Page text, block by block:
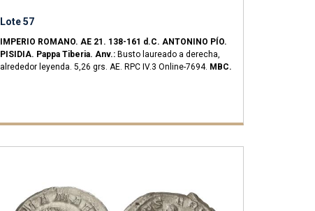
Lote 57
IMPERIO ROMANO. AE 21. 138-161 d.C. ANTONINO PÍO.
PISIDIA. Pappa Tiberia. Anv.: Busto laureado a derecha,
alrededor leyenda. 5,26 grs. AE. RPC IV.3 Online-7694. MBC.